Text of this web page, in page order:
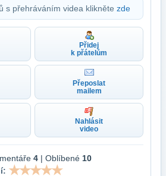
s přehráváním videa klikněte zde
Přidej
k přátelům
Přeposlat
mailem
Nahlásit
video
4 | Oblíbené 10